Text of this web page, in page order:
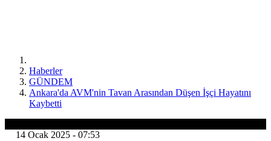
Haberler
GÜNDEM
Ankara'da AVM'nin Tavan Arasından Düşen İşçi Hayatını
Kaybetti
14 Ocak 2025 - 07:53